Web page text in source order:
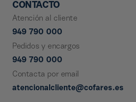
CONTACTO
Atención al cliente
949 790 000
Pedidos y encargos
949 790 000
Contacta por email
atencionalcliente@cofares.es